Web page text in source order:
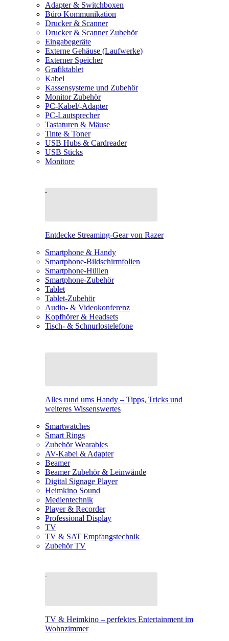
Adapter & Switchboxen
Büro Kommunikation
Drucker & Scanner
Drucker & Scanner Zubehör
Eingabegeräte
Externe Gehäuse (Laufwerke)
Externer Speicher
Grafiktablet
Kabel
Kassensysteme und Zubehör
Monitor Zubehör
PC-Kabel/-Adapter
PC-Lautsprecher
Tastaturen & Mäuse
Tinte & Toner
USB Hubs & Cardreader
USB Sticks
Monitore
Entdecke Streaming-Gear von Razer
Smartphone & Handy
Smartphone-Bildschirmfolien
Smartphone-Hüllen
Smartphone-Zubehör
Tablet
Tablet-Zubehör
Audio- & Videokonferenz
Kopfhörer & Headsets
Tisch- & Schnurlostelefone
Alles rund ums Handy – Tipps, Tricks und
weiteres Wissenswertes
Smartwatches
Smart Rings
Zubehör Wearables
AV-Kabel & Adapter
Beamer
Beamer Zubehör & Leinwände
Digital Signage Player
Heimkino Sound
Medientechnik
Player & Recorder
Professional Display
TV
TV & SAT Empfangstechnik
Zubehör TV
TV & Heimkino – perfektes Entertainment im
Wohnzimmer